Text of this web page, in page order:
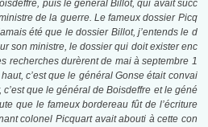
puis le général Billot, qui avait succ
de la guerre. Le fameux dossier Picq
été que le dossier Billot, j’entends le d
son ministre, le dossier qui doit exister enc
recherches durèrent de mai à septembre 1
c’est que le général Gonse était convai
que le général de Boisdeffre et le géné
que le fameux bordereau fût de l’écriture
colonel Picquart avait abouti à cette con